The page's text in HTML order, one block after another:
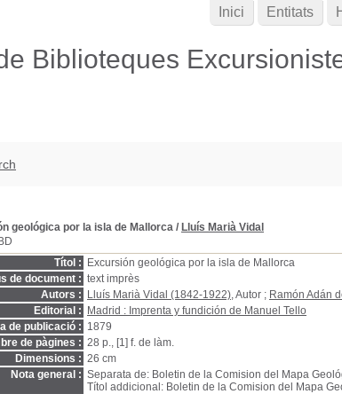
Biblioteques
geológica por la isla de Mallorca / Lluís Marià Vidal
Títol :
Excursión geológica por la isla de Mallorca
de document : text imprès
Autors :
Lluís Marià Vidal (1842-1922), Autor ; Ramón Adán
Editorial :
Madrid : Imprenta y fundición de Manuel Tello
de publicació : 1879
de pàgines : 28 p., [1] f. de làm.
Dimensions : 26 cm
Nota general : Separata de: Boletin de la Comision del Mapa
Títol addicional: Boletin de la Comision del Mapa
Inici Entitats